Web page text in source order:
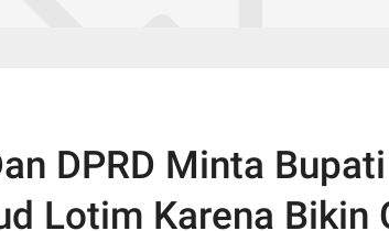
DPRD Minta
Lotim Karena Bikin